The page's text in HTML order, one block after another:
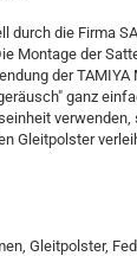
durch die Firma
Montage der
der
ganz
Gleitpolster
Gleitpolster,